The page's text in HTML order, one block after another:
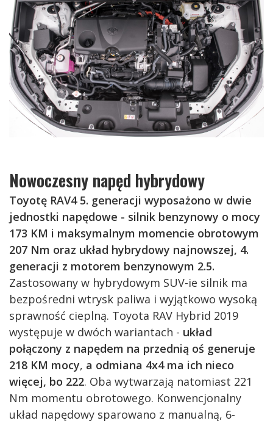
Nowoczesny napęd hybrydowy
Toyotę RAV4 5. generacji wyposażono w dwie
jednostki napędowe - silnik benzynowy o mocy
173 KM i maksymalnym momencie obrotowym
207 Nm oraz układ hybrydowy najnowszej, 4.
generacji z motorem benzynowym 2.5.
Zastosowany w hybrydowym SUV-ie silnik ma
bezpośredni wtrysk paliwa i wyjątkowo wysoką
sprawność cieplną. Toyota RAV Hybrid 2019
występuje w dwóch wariantach - układ
połączony z napędem na przednią oś generuje
218 KM mocy, a odmiana 4x4 ma ich nieco
więcej, bo 222. Oba wytwarzają natomiast 221
Nm momentu obrotowego. Konwencjonalny
układ napędowy sparowano z manualną, 6-